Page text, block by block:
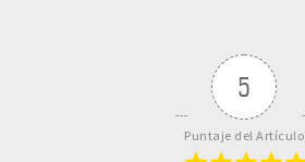
5
Puntaje del Artículo